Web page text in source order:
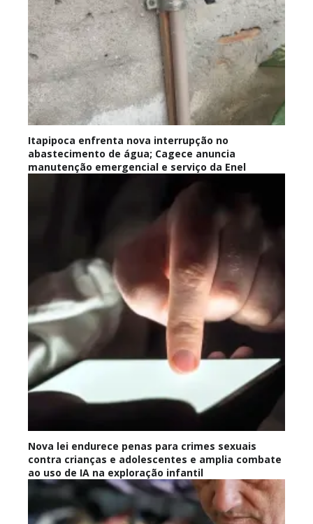
Itapipoca enfrenta nova interrupção no
abastecimento de água; Cagece anuncia
manutenção emergencial e serviço da Enel
Nova lei endurece penas para crimes sexuais
contra crianças e adolescentes e amplia combate
ao uso de IA na exploração infantil